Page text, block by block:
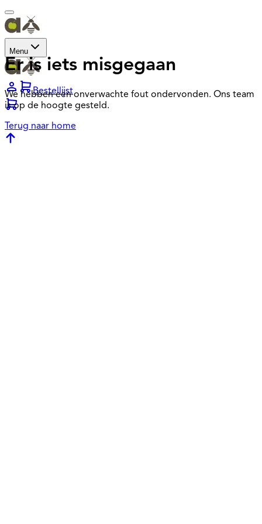
Menu
Bestellijst
Er is iets misgegaan
We hebben een onverwachte fout ondervonden. Ons team
is op de hoogte gesteld.
Terug naar home